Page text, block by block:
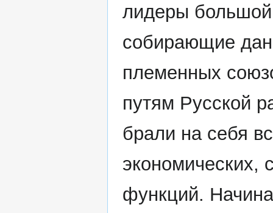
лидеры большой
собирающие
племенных
путям Русской
брали на себя
экономических,
функций.